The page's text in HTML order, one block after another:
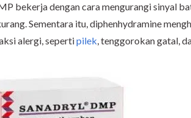
bekerja dengan cara mengurangi sinyal
Sementara itu, diphenhydramine
alergi, sepertipilek, tenggorokan gatal,